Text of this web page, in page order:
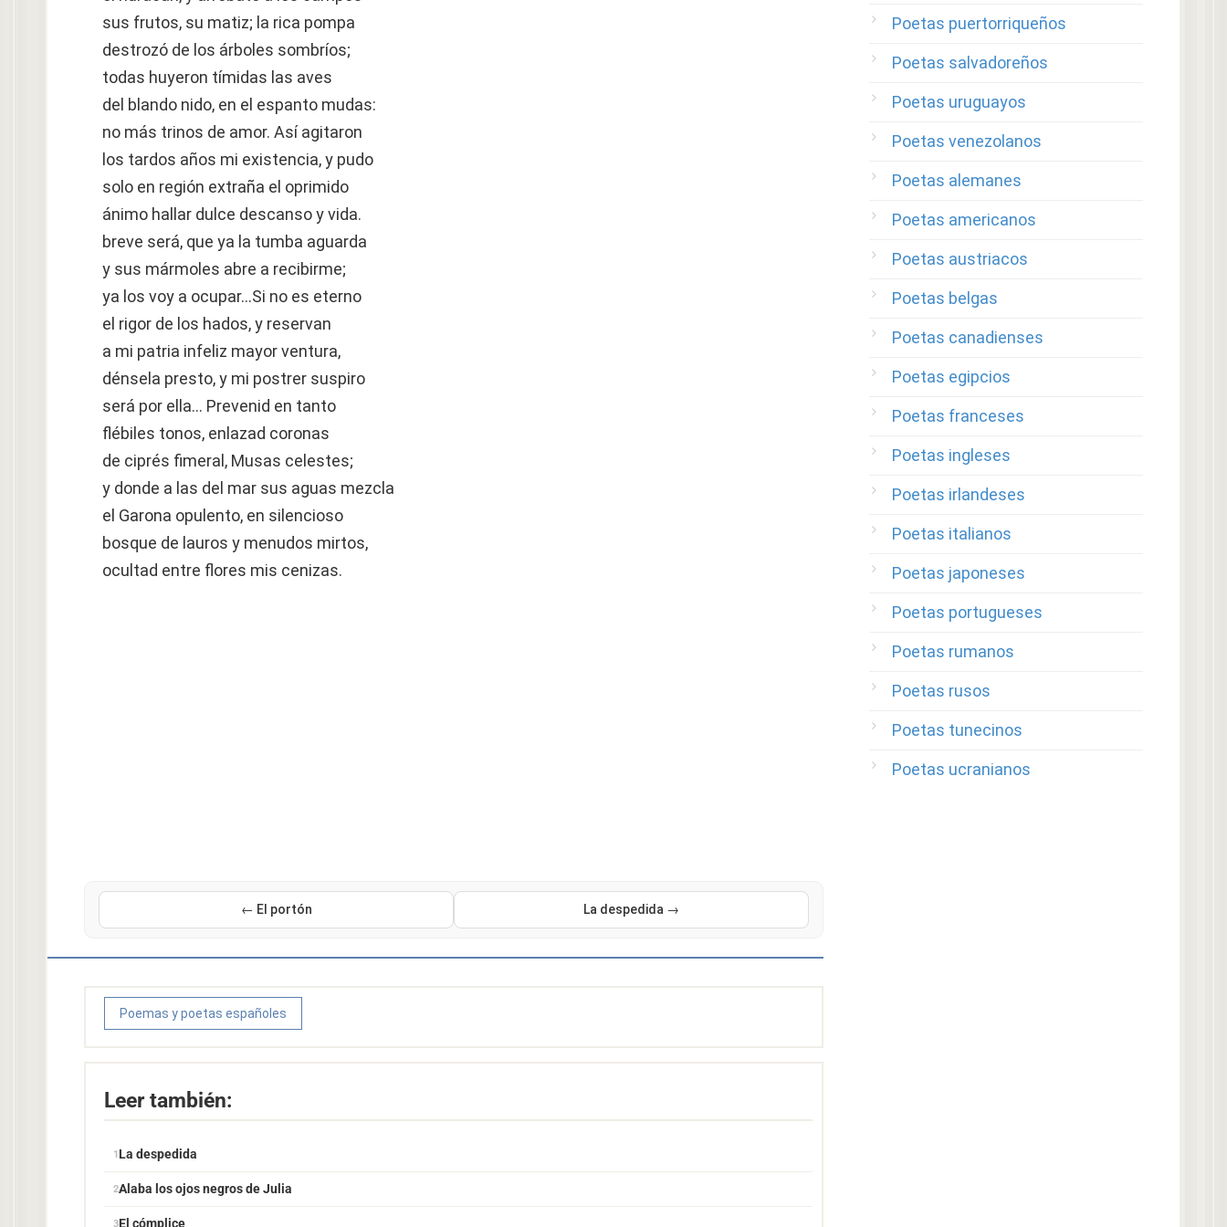
sus frutos, su matiz; la rica pompa
destrozó de los árboles sombríos;
todas huyeron tímidas las aves
del blando nido, en el espanto mudas:
no más trinos de amor. Así agitaron
los tardos años mi existencia, y pudo
solo en región extraña el oprimido
ánimo hallar dulce descanso y vida.
breve será, que ya la tumba aguarda
y sus mármoles abre a recibirme;
ya los voy a ocupar…Si no es eterno
el rigor de los hados, y reservan
a mi patria infeliz mayor ventura,
dénsela presto, y mi postrer suspiro
será por ella… Prevenid en tanto
flébiles tonos, enlazad coronas
de ciprés fimeral, Musas celestes;
y donde a las del mar sus aguas mezcla
el Garona opulento, en silencioso
bosque de lauros y menudos mirtos,
ocultad entre flores mis cenizas.
← El portón La despedida →
Poemas y poetas españoles
Leer también:
La despedida
Alaba los ojos negros de Julia
El cómplice
Poetas puertorriqueños
Poetas salvadoreños
Poetas uruguayos
Poetas venezolanos
Poetas alemanes
Poetas americanos
Poetas austriacos
Poetas belgas
Poetas canadienses
Poetas egipcios
Poetas franceses
Poetas ingleses
Poetas irlandeses
Poetas italianos
Poetas japoneses
Poetas portugueses
Poetas rumanos
Poetas rusos
Poetas tunecinos
Poetas ucranianos